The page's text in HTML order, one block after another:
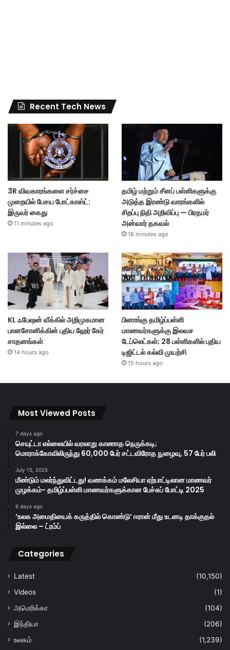
Recent Tech News
3R விவகாரங்களை சர்ச்சை
முறையில் பேசய போட்காஸ்ட்:
இருவர் கைது
11 minutes ago
தமிழ் மற்றும் சீனப் பள்ளிகளுக்கு
அடுத்த இரண்டு வாரங்களில்
சிறப்பு நிதி அறிவிப்பு — பிரதமர்
அன்வார் தகவல்
18 minutes ago
KL ஃபேஷன் வீக்கில் அறிமுகமான
பானசோனிக்கின் புதிய ஹேர் கேர்
சாதனங்கள்
14 hours ago
பினாங்கு தமிழ்ப்பள்ளி
மாணவர்களுக்கு இலவச
டேப்லெட்கள்; 28 பள்ளிகளில் புதிய
டிஜிட்டல் கல்வி முயற்சி
15 hours ago
Most Viewed Posts
7 days ago
செயுட்டா எல்லையில் வரலாறு காணாத நெருக்கடி;
மொராக்கோவிலிருந்து 60,000 பேர் சட்டவிரோத நுழைவு, 57 பேர் பலி
July 15, 2025
மீண்டும் மலர்ந்துவிட்டது! வணக்கம் மலேசியா ஏற்பாட்டிலான மாணவர்
முழக்கம்- தமிழ்ப்பள்ளி மாணவர்களுக்கான பேச்சுப் போட்டி 2025
6 days ago
‘உலக அமைதியைக் கருத்தில் கொண்டு’ ஈரான் மீது உடனடி தாக்குதல்
இல்லை – ட்ரம்ப்
Categories
Latest
(10,150)
Videos
(1)
அமெரிக்கா
(104)
இந்தியா
(206)
உலகம்
(1,239)